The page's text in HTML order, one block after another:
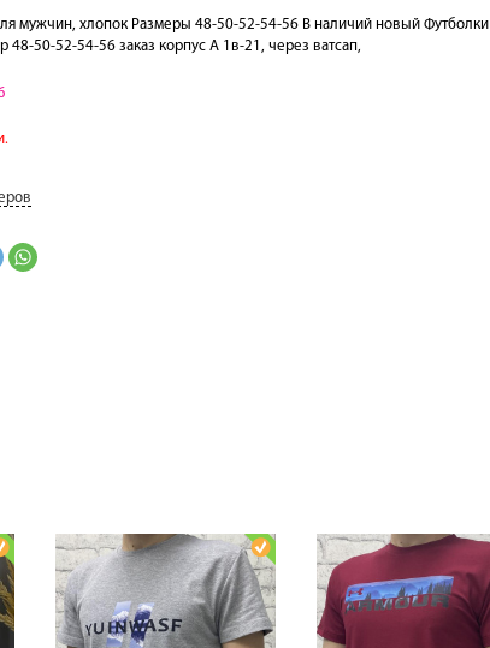
мужчин, хлопок Размеры 48-50-52-54-56 В наличий новый Футболки
48-50-52-54-56 заказ корпус А 1в-21, через ватсап,